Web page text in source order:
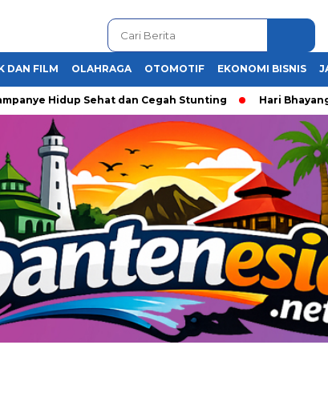
DAN FILM OLAHRAGA OTOMOTIF EKONOMI BISNIS
Hidup Sehat dan Cegah Stunting Hari Bhayangkara